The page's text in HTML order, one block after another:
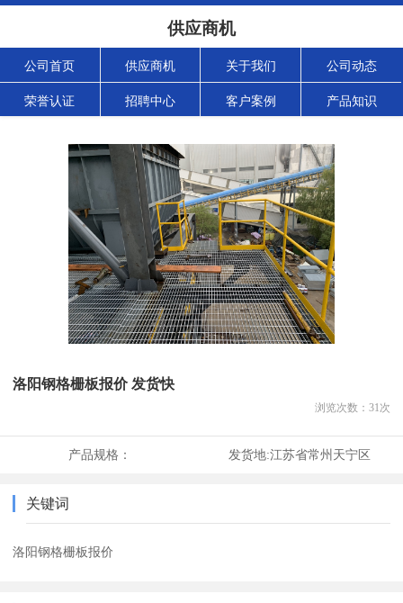
供应商机
公司首页 供应商机 关于我们 公司动态
荣誉认证 招聘中心 客户案例 产品知识
洛阳钢格栅板报价 发货快
浏览次数： 31次
产品规格： 发货地:江苏省常州天宁区
关键词
洛阳钢格栅板报价